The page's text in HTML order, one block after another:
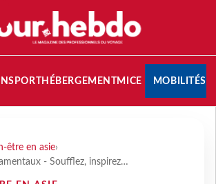
HÉBERGEMENTMICE MOBILITÉS
être en asie›
- Soufflez, inspirez…